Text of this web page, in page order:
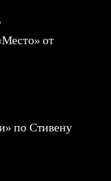
от
по Стивену